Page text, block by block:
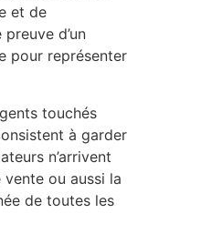
et de
d’un
pour représenter
touchés
à garder
n’arrivent
ou aussi la
de toutes les